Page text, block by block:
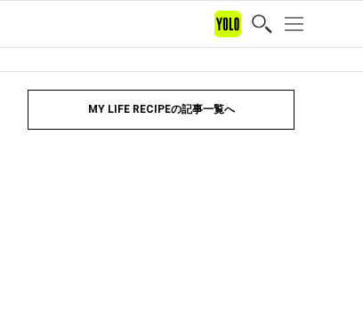
MY LIFE RECIPEの記事一覧へ